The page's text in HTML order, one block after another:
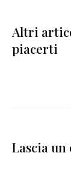
Altri
piacerti
Lascia